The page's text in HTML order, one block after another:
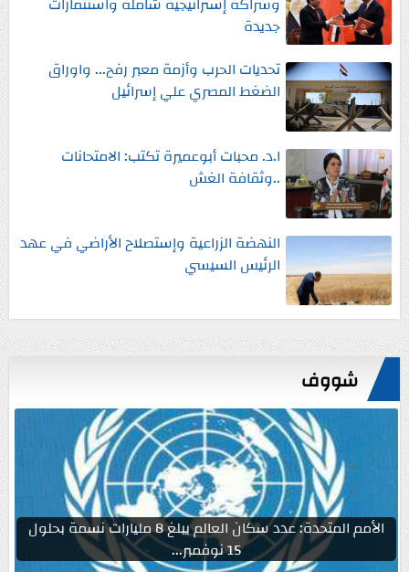
جديدة
تحديات الحرب وأزمة معبر رفح... واوراق
الضغط المصري علي إسرائيل
ا.د. محبات أبوعميرة تكتب: الامتحانات
..وثقافة الغش
النهضة الزراعية وإستصلاح الأراضي في عهد
الرئيس السيسي
شووف
الأمم المتحدة: عدد سكان العالم يبلغ 8 مليارات نسمة بحلول
15 نوفمبر...